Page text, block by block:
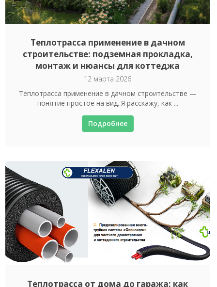
Теплотрасса применение в дачном
строительстве: подземная прокладка,
монтаж и нюансы для коттеджа
12 марта 2026
Теплотрасса применение в дачном строительстве —
понятие простое на вид. Я расскажу, как ...
Подробнее
Теплотрасса от дома до гаража: как